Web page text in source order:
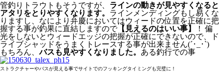
管釣りトラウトもそうですが、 ラインの動きが見やすくなると
アタリをとりやすくなります。 ラインメンディングもし易くな
りますし、なにより弁慶においてはウィードの位置を正確に把
握する事が釣果に直結しますので【見えるのはいい事】
！ 偏
光をしないとウィードエッジの把握が正確にできないので、ド
ライブシャッドをうまくトレースする事が出来ません(´･_･`)
もちろん、バスも見やすくなりました。 ある釣行での事
ストラクチャーやバスが見える事でサイトでのフッキングタイミングも完璧に！